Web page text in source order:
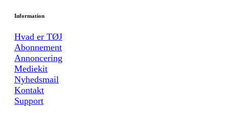
Information
Hvad er TØJ
Abonnement
Annoncering
Mediekit
Nyhedsmail
Kontakt
Support